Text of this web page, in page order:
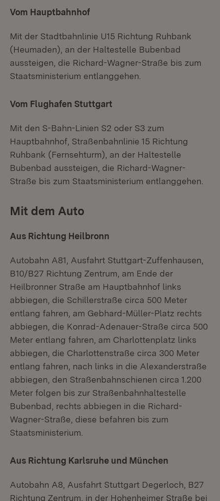
Vom Hauptbahnhof
Mit der Stadtbahnlinie U15 Richtung Ruhbank
(Heumaden), an der Haltestelle Bubenbad
aussteigen, die Richard-Wagner-Straße bis zum
Staatsministerium entlanggehen.
Vom Flughafen Stuttgart
Mit den S-Bahn-Linien S2 oder S3 zum
Hauptbahnhof, Straßenbahnlinie 15 Richtung
Ruhbank (Fernsehturm), an der Haltestelle
Bubenbad aussteigen, die Richard-Wagner-
Straße bis zum Staatsministerium entlanggehen.
Mit dem Auto
Aus Richtung Heilbronn
Autobahn A81, Ausfahrt Stuttgart-Zuffenhausen,
B10/B27 Richtung Zentrum, am Ende der
Heilbronner Straße am Hauptbahnhof links
abbiegen, die Schillerstraße circa 500 Meter
entlang fahren, am Gebhard-Müller-Platz rechts
abbiegen, die Konrad-Adenauer-Straße circa 500
Meter entlang fahren, am Charlottenplatz links
abbiegen, die Charlottenstraße circa 300 Meter
entlang fahren, nach links in die Alexanderstraße
abbiegen, den Straßenbahnschienen circa 1.200
Meter folgen bis zur Straßenbahnhaltestelle
Bubenbad, rechts abbiegen in die Richard-
Wagner-Straße, diese befahren bis zum
Staatsministerium.
Aus Richtung Karlsruhe und München
Autobahn A8, Ausfahrt Stuttgart Degerloch, B27
Richtung Zentrum, in der Hohenheimer Straße bei